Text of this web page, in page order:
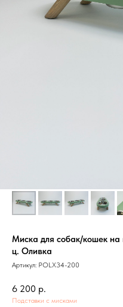
Миска для собак/кошек на
ц. Оливка
Артикул: POLX34-200
6 200 р.
Подставки с мисками